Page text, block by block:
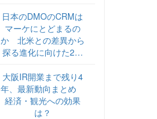
日本のDMOのCRMは
マーケにとどまるの
か 北米との差異から
探る進化に向けた2ス
海外DMOのリアル
vol.6】
大阪IR開業まで残り4
年、最新動向まとめ
経済・観光への効果
は？